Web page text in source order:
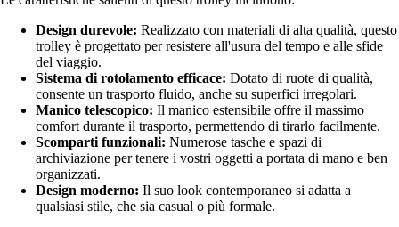
Design durevole: Realizzato con materiali di alta qualità, questo
trolley è progettato per resistere all'usura del tempo e alle sfide
del viaggio.
Sistema di rotolamento efficace: Dotato di ruote di qualità,
consente un trasporto fluido, anche su superfici irregolari.
Manico telescopico: Il manico estensibile offre il massimo
comfort durante il trasporto, permettendo di tirarlo facilmente.
Scomparti funzionali: Numerose tasche e spazi di
archiviazione per tenere i vostri oggetti a portata di mano e ben
organizzati.
Design moderno: Il suo look contemporaneo si adatta a
qualsiasi stile, che sia casual o più formale.